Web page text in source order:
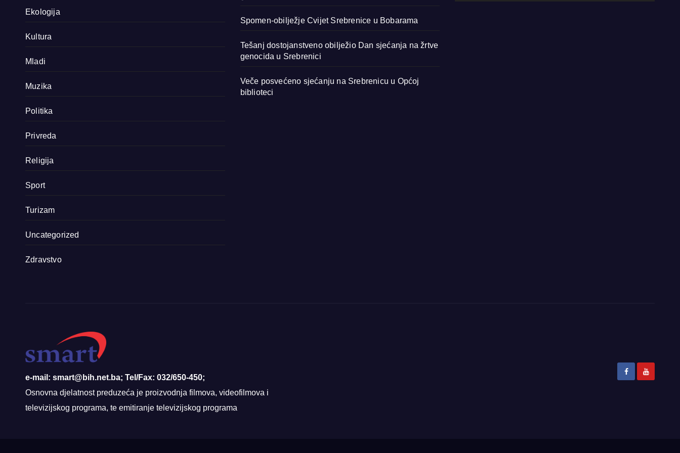
Ekologija
Kultura
Mladi
Muzika
Politika
Privreda
Religija
Sport
Turizam
Uncategorized
Zdravstvo
Spomen-obilježje Cvijet Srebrenice u Bobarama
Tešanj dostojanstveno obilježio Dan sjećanja na žrtve
genocida u Srebrenici
Veče posvećeno sjećanju na Srebrenicu u Općoj
biblioteci
e-mail: smart@bih.net.ba; Tel/Fax: 032/650-450;
Osnovna djelatnost preduzeća je proizvodnja filmova, videofilmova i
televizijskog programa, te emitiranje televizijskog programa